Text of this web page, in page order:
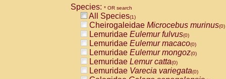
Species: * OR search
All Species(1)
Cheirogaleidae Microcebus murinus(0)
Lemuridae Eulemur fulvus(0)
Lemuridae Eulemur macaco(0)
Lemuridae Eulemur mongoz(0)
Lemuridae Lemur catta(0)
Lemuridae Varecia variegata(0)